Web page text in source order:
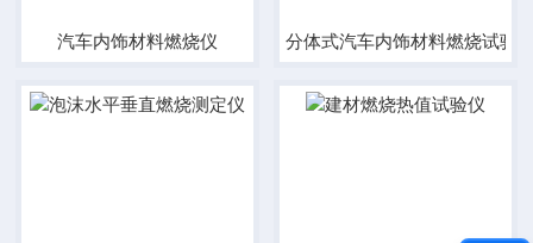
汽车内饰材料燃烧仪 分体式汽车内饰材料燃烧试验